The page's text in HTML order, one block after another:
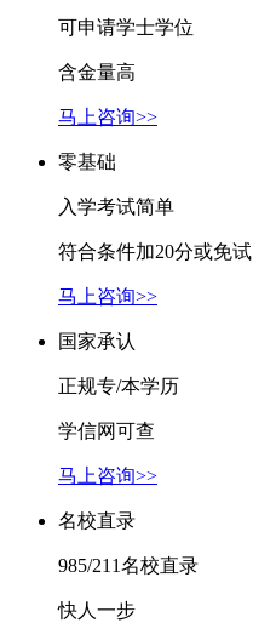
可申请学士学位
含金量高
马上咨询>>
零基础
入学考试简单
符合条件加20分或免试
马上咨询>>
国家承认
正规专/本学历
学信网可查
马上咨询>>
名校直录
985/211名校直录
快人一步